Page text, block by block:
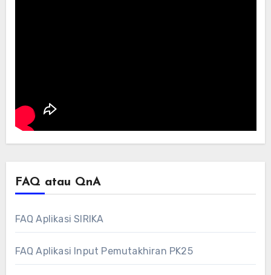
FAQ atau QnA
FAQ Aplikasi SIRIKA
FAQ Aplikasi Input Pemutakhiran PK25